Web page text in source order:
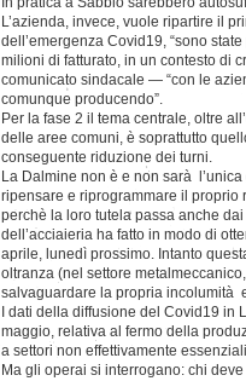
L’azienda, invece, vuole ripartire il
dell’emergenza Covid19, “sono
milioni di fatturato, in un contesto di
comunicato sindacale — “con le
comunque producendo”.
Per la fase 2 il tema centrale, oltre
delle aree comuni, è soprattutto
conseguente riduzione dei turni.
La Dalmine non è e non sarà
ripensare e riprogrammare il proprio
perchè la loro tutela passa anche
dell’acciaieria ha fatto in modo di
aprile, lunedì prossimo. Intanto
oltranza (nel settore
salvaguardare la propria incolumità
I dati della diffusione del Covid19
maggio, relativa al fermo della
a settori non effettivamente
Ma gli operai si interrogano: chi